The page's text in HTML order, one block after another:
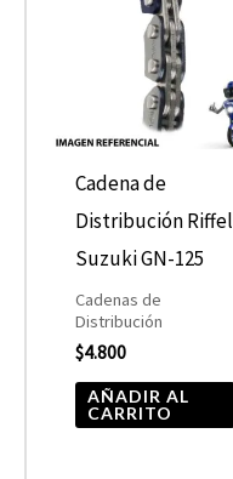
Cadena de
Distribución Riffel
Suzuki GN-125
Cadenas de
Distribución
$4.800
AÑADIR AL
CARRITO